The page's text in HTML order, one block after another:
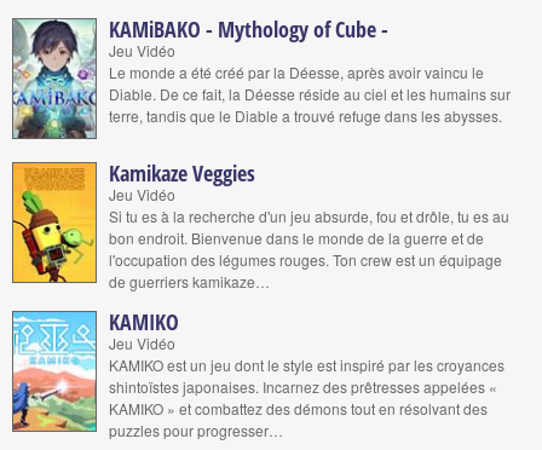
KAMiBAKO - Mythology of Cube -
Jeu Vidéo
Le monde a été créé par la Déesse, après avoir vaincu le
Diable. De ce fait, la Déesse réside au ciel et les humains sur
terre, tandis que le Diable a trouvé refuge dans les abysses.
Kamikaze Veggies
Jeu Vidéo
Si tu es à la recherche d'un jeu absurde, fou et drôle, tu es au
bon endroit. Bienvenue dans le monde de la guerre et de
l'occupation des légumes rouges. Ton crew est un équipage
de guerriers kamikaze…
KAMIKO
Jeu Vidéo
KAMIKO est un jeu dont le style est inspiré par les croyances
shintoïstes japonaises. Incarnez des prêtresses appelées «
KAMIKO » et combattez des démons tout en résolvant des
puzzles pour progresser…